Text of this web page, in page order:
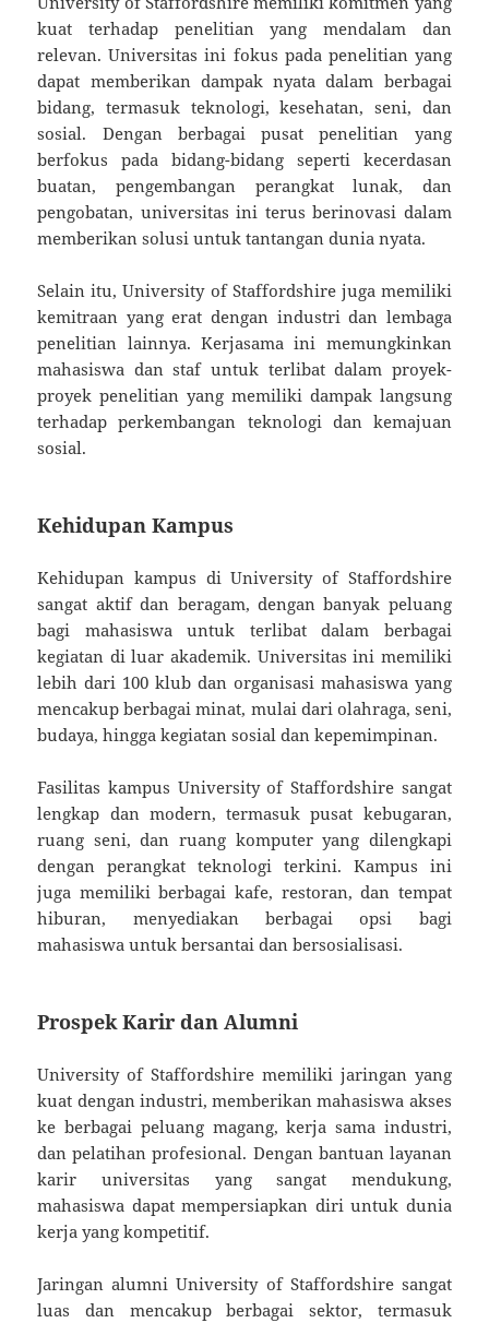
kuat terhadap penelitian yang mendalam dan
relevan. Universitas ini fokus pada penelitian yang
dapat memberikan dampak nyata dalam berbagai
bidang, termasuk teknologi, kesehatan, seni, dan
sosial. Dengan berbagai pusat penelitian yang
berfokus pada bidang-bidang seperti kecerdasan
buatan, pengembangan perangkat lunak, dan
pengobatan, universitas ini terus berinovasi dalam
memberikan solusi untuk tantangan dunia nyata.
Selain itu, University of Staffordshire juga memiliki
kemitraan yang erat dengan industri dan lembaga
penelitian lainnya. Kerjasama ini memungkinkan
mahasiswa dan staf untuk terlibat dalam proyek-
proyek penelitian yang memiliki dampak langsung
terhadap perkembangan teknologi dan kemajuan
sosial.
Kehidupan Kampus
Kehidupan kampus di University of Staffordshire
sangat aktif dan beragam, dengan banyak peluang
bagi mahasiswa untuk terlibat dalam berbagai
kegiatan di luar akademik. Universitas ini memiliki
lebih dari 100 klub dan organisasi mahasiswa yang
mencakup berbagai minat, mulai dari olahraga, seni,
budaya, hingga kegiatan sosial dan kepemimpinan.
Fasilitas kampus University of Staffordshire sangat
lengkap dan modern, termasuk pusat kebugaran,
ruang seni, dan ruang komputer yang dilengkapi
dengan perangkat teknologi terkini. Kampus ini
juga memiliki berbagai kafe, restoran, dan tempat
hiburan, menyediakan berbagai opsi bagi
mahasiswa untuk bersantai dan bersosialisasi.
Prospek Karir dan Alumni
University of Staffordshire memiliki jaringan yang
kuat dengan industri, memberikan mahasiswa akses
ke berbagai peluang magang, kerja sama industri,
dan pelatihan profesional. Dengan bantuan layanan
karir universitas yang sangat mendukung,
mahasiswa dapat mempersiapkan diri untuk dunia
kerja yang kompetitif.
Jaringan alumni University of Staffordshire sangat
luas dan mencakup berbagai sektor, termasuk